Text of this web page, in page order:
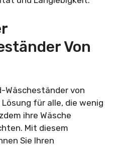
Von
Wäscheständer von
für alle, die wenig
ihre Wäsche
Mit diesem
Sie Ihren